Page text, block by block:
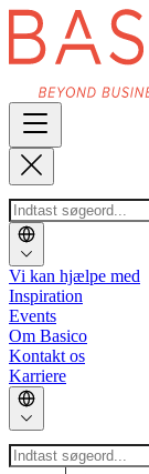
Vi kan hjælpe med
Inspiration
Events
Om Basico
Kontakt os
Karriere